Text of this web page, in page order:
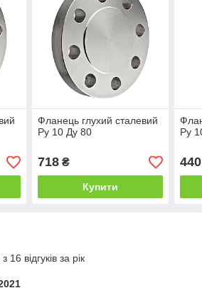
Фланець глухий сталевий
Ру 10 Ду 80
718₴
Купити
Ру
440
16 відгуків за рік